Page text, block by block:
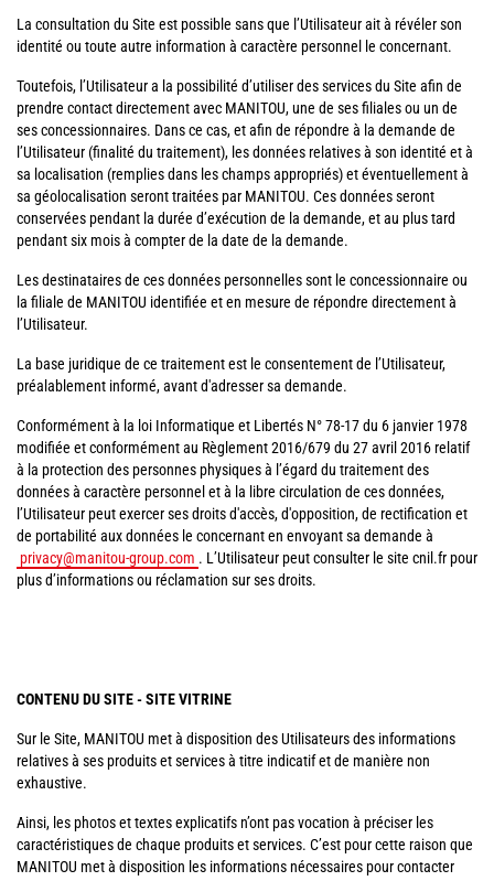
La consultation du Site est possible sans que l’Utilisateur ait à révéler son
identité ou toute autre information à caractère personnel le concernant.
Toutefois, l’Utilisateur a la possibilité d’utiliser des services du Site afin de
prendre contact directement avec MANITOU, une de ses filiales ou un de
ses concessionnaires. Dans ce cas, et afin de répondre à la demande de
l’Utilisateur (finalité du traitement), les données relatives à son identité et à
sa localisation (remplies dans les champs appropriés) et éventuellement à
sa géolocalisation seront traitées par MANITOU. Ces données seront
conservées pendant la durée d’exécution de la demande, et au plus tard
pendant six mois à compter de la date de la demande.
Les destinataires de ces données personnelles sont le concessionnaire ou
la filiale de MANITOU identifiée et en mesure de répondre directement à
l’Utilisateur.
La base juridique de ce traitement est le consentement de l’Utilisateur,
préalablement informé, avant d'adresser sa demande.
Conformément à la loi Informatique et Libertés N° 78-17 du 6 janvier 1978
modifiée et conformément au Règlement 2016/679 du 27 avril 2016 relatif
à la protection des personnes physiques à l’égard du traitement des
données à caractère personnel et à la libre circulation de ces données,
l’Utilisateur peut exercer ses droits d'accès, d'opposition, de rectification et
de portabilité aux données le concernant en envoyant sa demande à
privacy@manitou-group.com . L’Utilisateur peut consulter le site cnil.fr pour
plus d’informations ou réclamation sur ses droits.
CONTENU DU SITE - SITE VITRINE
Sur le Site, MANITOU met à disposition des Utilisateurs des informations
relatives à ses produits et services à titre indicatif et de manière non
exhaustive.
Ainsi, les photos et textes explicatifs n’ont pas vocation à préciser les
caractéristiques de chaque produits et services. C’est pour cette raison que
MANITOU met à disposition les informations nécessaires pour contacter